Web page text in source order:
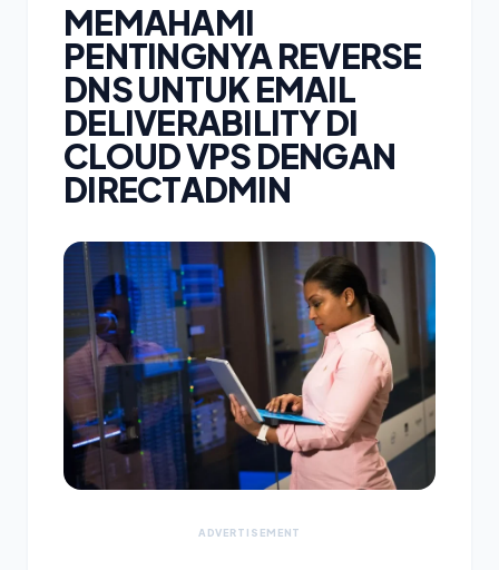
MEMAHAMI
PENTINGNYA REVERSE
DNS UNTUK EMAIL
DELIVERABILITY DI
CLOUD VPS DENGAN
DIRECTADMIN
ADVERTISEMENT